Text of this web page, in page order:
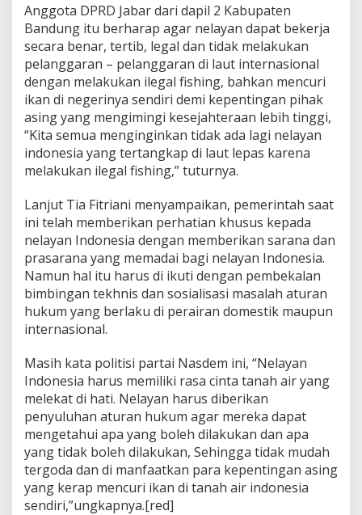
a
y
a
n
J
a
d
i
P
e
r
t
i
a
n
e
m
e
n
t
a
h
Anggota DPRD Jabar dari dapil 2 Kabupaten
Bandung itu berharap agar nelayan dapat bekerja
secara benar, tertib, legal dan tidak melakukan
pelanggaran – pelanggaran di laut internasional
dengan melakukan ilegal fishing, bahkan mencuri
ikan di negerinya sendiri demi kepentingan pihak
asing yang mengimingi kesejahteraan lebih tinggi,
“Kita semua menginginkan tidak ada lagi nelayan
indonesia yang tertangkap di laut lepas karena
melakukan ilegal fishing,” tuturnya.
Lanjut Tia Fitriani menyampaikan, pemerintah saat
ini telah memberikan perhatian khusus kepada
nelayan Indonesia dengan memberikan sarana dan
prasarana yang memadai bagi nelayan Indonesia.
Namun hal itu harus di ikuti dengan pembekalan
bimbingan tekhnis dan sosialisasi masalah aturan
hukum yang berlaku di perairan domestik maupun
internasional.
Masih kata politisi partai Nasdem ini, “Nelayan
Indonesia harus memiliki rasa cinta tanah air yang
melekat di hati. Nelayan harus diberikan
penyuluhan aturan hukum agar mereka dapat
mengetahui apa yang boleh dilakukan dan apa
yang tidak boleh dilakukan, Sehingga tidak mudah
tergoda dan di manfaatkan para kepentingan asing
yang kerap mencuri ikan di tanah air indonesia
sendiri,”ungkapnya.[red]